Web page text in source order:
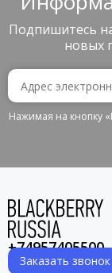
Подпишитесь
новых
Нажимая на кнопку
+74957405500
Заказать звонок